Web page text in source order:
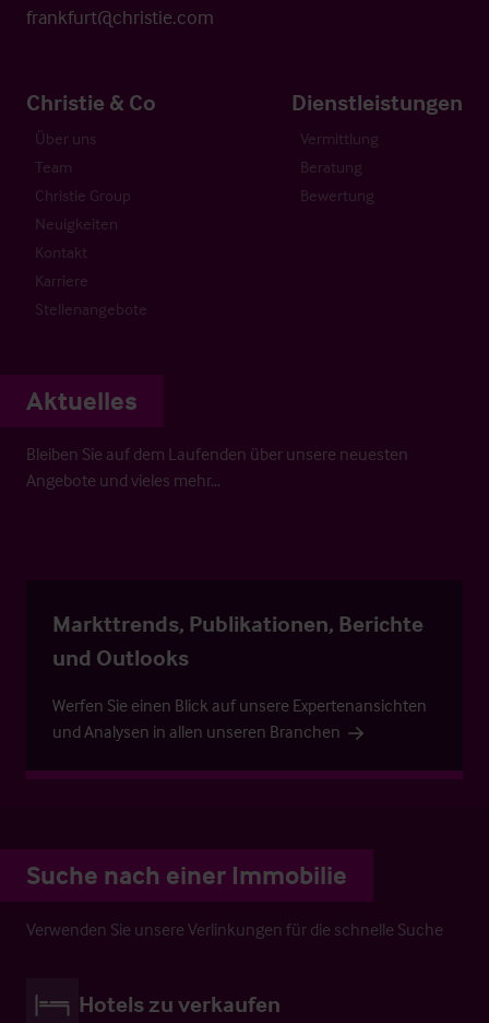
frankfurt@christie.com
Christie & Co
Über uns
Team
Christie Group
Neuigkeiten
Kontakt
Karriere
Stellenangebote
Dienstleistungen
Vermittlung
Beratung
Bewertung
Aktuelles
Bleiben Sie auf dem Laufenden über unsere neuesten
Angebote und vieles mehr…
Markttrends, Publikationen, Berichte
und Outlooks
Werfen Sie einen Blick auf unsere Expertenansichten
und Analysen in allen unseren Branchen
Suche nach einer Immobilie
Verwenden Sie unsere Verlinkungen für die schnelle Suche
Hotels zu verkaufen